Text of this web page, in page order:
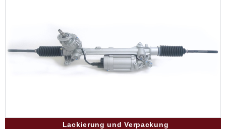
Lackierung und Verpackung